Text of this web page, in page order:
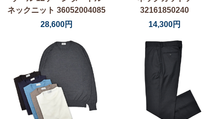
ネックニット 36052004085
28,600円
32161850240
14,300円